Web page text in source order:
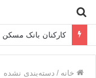
برای
خانه / دسته‌بندی نشده